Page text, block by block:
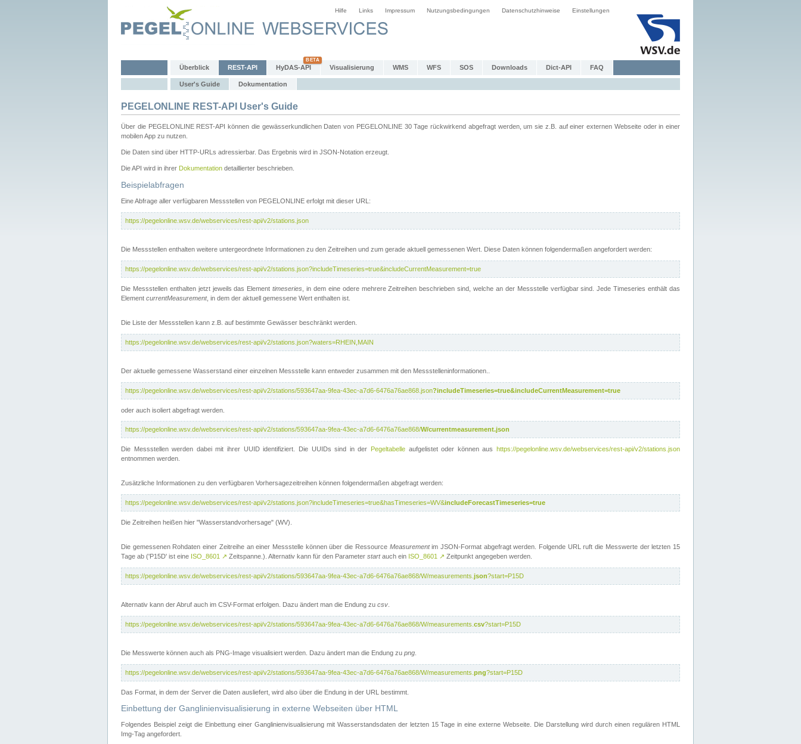
Hilfe Links Impressum Nutzungsbedingungen Datenschutzhinweise Einstellungen
Überblick REST-API HyDAS-API Visualisierung WMS WFS SOS Downloads Dict-API FAQ
User's Guide Dokumentation
PEGELONLINE REST-API User's Guide
Über die PEGELONLINE REST-API können die gewässerkundlichen Daten von PEGELONLINE 30 Tage rückwirkend abgefragt werden, um sie z.B. auf einer externen Webseite oder in einer
mobilen App zu nutzen.
Die Daten sind über HTTP-URLs adressierbar. Das Ergebnis wird in JSON-Notation erzeugt.
Die API wird in ihrer Dokumentation detaillierter beschrieben.
Beispielabfragen
Eine Abfrage aller verfügbaren Messstellen von PEGELONLINE erfolgt mit dieser URL:
https://pegelonline.wsv.de/webservices/rest-api/v2/stations.json
Die Messstellen enthalten weitere untergeordnete Informationen zu den Zeitreihen und zum gerade aktuell gemessenen Wert. Diese Daten können folgendermaßen angefordert werden:
https://pegelonline.wsv.de/webservices/rest-api/v2/stations.json?includeTimeseries=true&includeCurrentMeasurement=true
Die Messstellen enthalten jetzt jeweils das Elementtimeseries , in dem eine odere mehrere Zeitreihen beschrieben sind, welche an der Messstelle verfügbar sind. Jede Timeseries enthält das
Element currentMeasurement, in dem der aktuell gemessene Wert enthalten ist.
Die Liste der Messstellen kann z.B. auf bestimmte Gewässer beschränkt werden.
https://pegelonline.wsv.de/webservices/rest-api/v2/stations.json?waters=RHEIN,MAIN
Der aktuelle gemessene Wasserstand einer einzelnen Messstelle kann entweder zusammen mit den Messstelleninformationen..
https://pegelonline.wsv.de/webservices/rest-api/v2/stations/593647aa-9fea-43ec-a7d6-6476a76ae868.json?includeTimeseries=true&includeCurrentMeasurement=true
oder auch isoliert abgefragt werden.
https://pegelonline.wsv.de/webservices/rest-api/v2/stations/593647aa-9fea-43ec-a7d6-6476a76ae868/W/currentmeasurement.json
Die Messstellen werden dabei mit ihrer UUID identifiziert. Die UUIDs sind in der Pegeltabelleaufgelistet oder können aushttps://pegelonline.wsv.de/webservices/rest-api/v2/stations.json
entnommen werden.
Zusätzliche Informationen zu den verfügbaren Vorhersagezeitreihen können folgendermaßen abgefragt werden:
https://pegelonline.wsv.de/webservices/rest-api/v2/stations.json?includeTimeseries=true&hasTimeseries=WV&includeForecastTimeseries=true
Die Zeitreihen heißen hier "Wasserstandvorhersage" (WV).
Die gemessenen Rohdaten einer Zeitreihe an einer Messstelle können über die Ressource Measurementim JSON-Format abgefragt werden. Folgende URL ruft die Messwerte der letzten 15
Tage ab ('P15D' ist eine ISO_8601 ↗ Zeitspanne.). Alternativ kann für den Parameter startauch ein ISO_8601 ↗ Zeitpunkt angegeben werden.
https://pegelonline.wsv.de/webservices/rest-api/v2/stations/593647aa-9fea-43ec-a7d6-6476a76ae868/W/measurements. json?start=P15D
Alternativ kann der Abruf auch im CSV-Format erfolgen. Dazu ändert man die Endung zu csv
https://pegelonline.wsv.de/webservices/rest-api/v2/stations/593647aa-9fea-43ec-a7d6-6476a76ae868/W/measurements. csv?start=P15D
Die Messwerte können auch als PNG-Image visualisiert werden. Dazu ändert man die Endung zu png
https://pegelonline.wsv.de/webservices/rest-api/v2/stations/593647aa-9fea-43ec-a7d6-6476a76ae868/W/measurements. png?start=P15D
Das Format, in dem der Server die Daten ausliefert, wird also über die Endung in der URL bestimmt.
Einbettung der Ganglinienvisualisierung in externe Webseiten über HTML
Folgendes Beispiel zeigt die Einbettung einer Ganglinienvisualisierung mit Wasserstandsdaten der letzten 15 Tage in eine externe Webseite. Die Darstellung wird durch einen regulären HTML
Img-Tag angefordert.